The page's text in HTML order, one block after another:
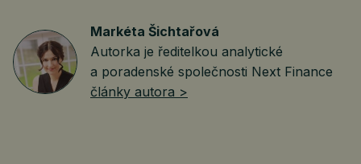
Markéta Šichtařová
Autorka je ředitelkou analytické
a poradenské společnosti Next Finance
články autora >